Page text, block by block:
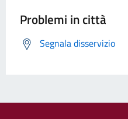
Problemi in città
Segnala disservizio